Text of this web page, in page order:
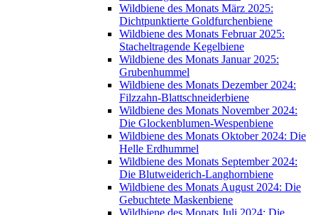
Wildbiene des Monats März 2025:
Dichtpunktierte Goldfurchenbiene
Wildbiene des Monats Februar 2025:
Stacheltragende Kegelbiene
Wildbiene des Monats Januar 2025:
Grubenhummel
Wildbiene des Monats Dezember 2024:
Filzzahn-Blattschneiderbiene
Wildbiene des Monats November 2024:
Die Glockenblumen-Wespenbiene
Wildbiene des Monats Oktober 2024: Die
Helle Erdhummel
Wildbiene des Monats September 2024:
Die Blutweiderich-Langhornbiene
Wildbiene des Monats August 2024: Die
Gebuchtete Maskenbiene
Wildbiene des Monats Juli 2024: Die